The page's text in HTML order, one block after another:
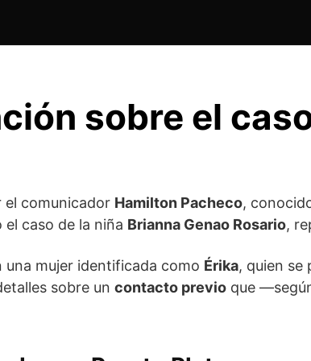
sobre el
comunicador Hamilton Pacheco,
caso de la niña Brianna Genao Rosario,
una mujer identificada como Érika, quien se
sobre un contacto previo que